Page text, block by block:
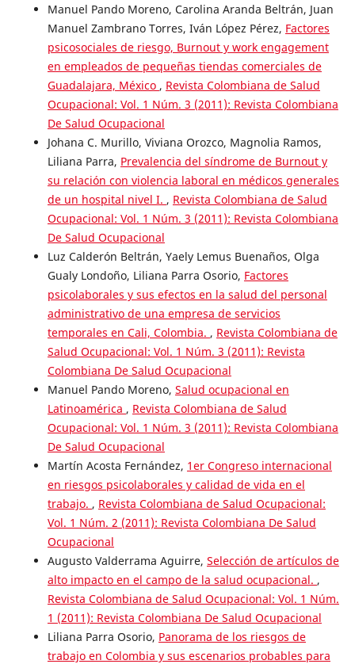
Manuel Pando Moreno, Carolina Aranda Beltrán, Juan
Manuel Zambrano Torres, Iván López Pérez, Factores
psicosociales de riesgo, Burnout y work engagement
en empleados de pequeñas tiendas comerciales de
Guadalajara, México , Revista Colombiana de Salud
Ocupacional: Vol. 1 Núm. 3 (2011): Revista Colombiana
De Salud Ocupacional
Johana C. Murillo, Viviana Orozco, Magnolia Ramos,
Liliana Parra, Prevalencia del síndrome de Burnout y
su relación con violencia laboral en médicos generales
de un hospital nivel I. , Revista Colombiana de Salud
Ocupacional: Vol. 1 Núm. 3 (2011): Revista Colombiana
De Salud Ocupacional
Luz Calderón Beltrán, Yaely Lemus Buenaños, Olga
Gualy Londoño, Liliana Parra Osorio, Factores
psicolaborales y sus efectos en la salud del personal
administrativo de una empresa de servicios
temporales en Cali, Colombia. , Revista Colombiana de
Salud Ocupacional: Vol. 1 Núm. 3 (2011): Revista
Colombiana De Salud Ocupacional
Manuel Pando Moreno, Salud ocupacional en
Latinoamérica , Revista Colombiana de Salud
Ocupacional: Vol. 1 Núm. 3 (2011): Revista Colombiana
De Salud Ocupacional
Martín Acosta Fernández, 1er Congreso internacional
en riesgos psicolaborales y calidad de vida en el
trabajo. , Revista Colombiana de Salud Ocupacional:
Vol. 1 Núm. 2 (2011): Revista Colombiana De Salud
Ocupacional
Augusto Valderrama Aguirre, Selección de artículos de
alto impacto en el campo de la salud ocupacional. ,
Revista Colombiana de Salud Ocupacional: Vol. 1 Núm.
1 (2011): Revista Colombiana De Salud Ocupacional
Liliana Parra Osorio, Panorama de los riesgos de
trabajo en Colombia y sus escenarios probables para